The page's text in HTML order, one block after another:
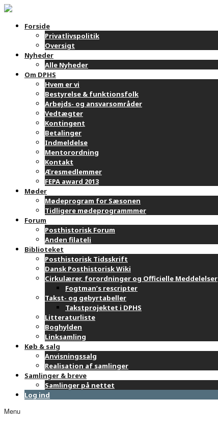
Forside
Privatlivspolitik
Oversigt
Nyheder
Alle Nyheder
Om DPHS
Hvem er vi
Bestyrelse & funktionsfolk
Arbejds- og ansvarsområder
Vedtægter
Kontingent
Betalinger
Indmeldelse
Mentorordning
Kontakt
Æresmedlemmer
FEPA award 2013
Møder
Mødeprogram for Sæsonen
Tidligere mødeprogrammmer
Forum
Posthistorisk Forum
Anden filateli
Biblioteket
Posthistorisk Tidsskrift
Dansk Posthistorisk Wiki
Cirkulærer, forordninger og Officielle Meddelelser
Fogtman’s rescripter
Takst- og gebyrtabeller
Takstprojektet i DPHS
Litteraturliste
Boghylden
Linksamling
Køb & salg
Anvisningssalg
Realisation af samlinger
Samlinger & breve
Samlinger på nettet
Log ind
Menu